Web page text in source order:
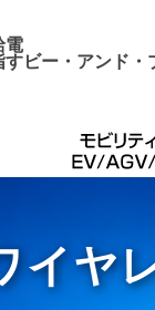
電
すビー・アンド・
イヤ